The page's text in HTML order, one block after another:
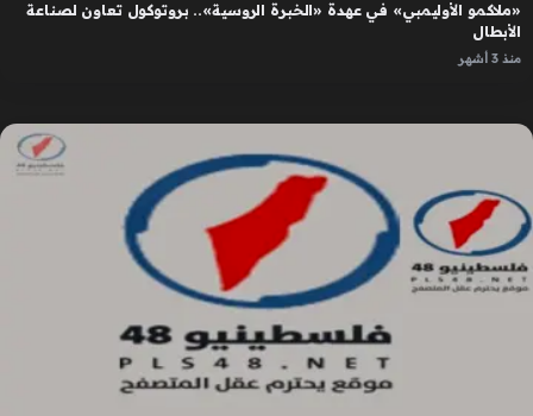
«ملاكمو الأوليمبي» في عهدة «الخبرة الروسية».. بروتوكول تعاون لصناعة
الأبطال
منذ 3 أشهر